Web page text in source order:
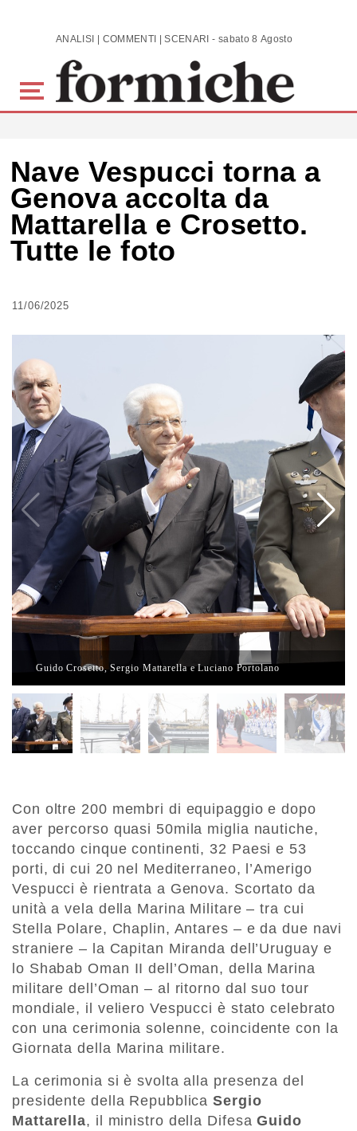
Skip to main content ANALISI | COMMENTI | SCENARI - sabato 8 Agosto 2026
Nave Vespucci torna a
Genova accolta da
Mattarella e Crosetto.
Tutte le foto
11/06/2025
Guido Crosetto, Sergio Mattarella e Luciano Portolano
Con oltre 200 membri di equipaggio e dopo
aver percorso quasi 50mila miglia nautiche,
toccando cinque continenti, 32 Paesi e 53
porti, di cui 20 nel Mediterraneo, l’Amerigo
Vespucci è rientrata a Genova. Scortato da
unità a vela della Marina Militare – tra cui
Stella Polare, Chaplin, Antares – e da due navi
straniere – la Capitan Miranda dell’Uruguay e
lo Shabab Oman II dell’Oman, della Marina
militare dell’Oman – al ritorno dal suo tour
mondiale, il veliero Vespucci è stato celebrato
con una cerimonia solenne, coincidente con la
Giornata della Marina militare.
La cerimonia si è svolta alla presenza del
presidente della RepubblicaSergio
Mattarella, il ministro della DifesaGuido